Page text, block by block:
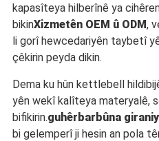
kapasîteya hilberînê ya
bikinXizmetên OEM û ODM,
li gorî hewcedariyên taybetî
çêkirin peyda dikin.
Dema ku hûn kettlebell
yên wekî kalîteya materyalê,
bifikirin.guhêrbarbûna
bi gelemperî ji hesin an pola